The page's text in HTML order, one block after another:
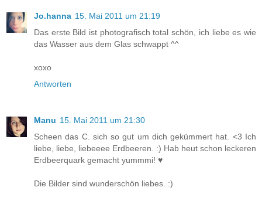
Jo.hanna 15. Mai 2011 um 21:19
Das erste Bild ist photografisch total schön, ich liebe es wie
das Wasser aus dem Glas schwappt ^^
xoxo
Antworten
Manu 15. Mai 2011 um 21:30
Scheen das C. sich so gut um dich gekümmert hat. <3 Ich
liebe, liebe, liebeeee Erdbeeren. :) Hab heut schon leckeren
Erdbeerquark gemacht yummmi! ♥
Die Bilder sind wunderschön liebes. :)